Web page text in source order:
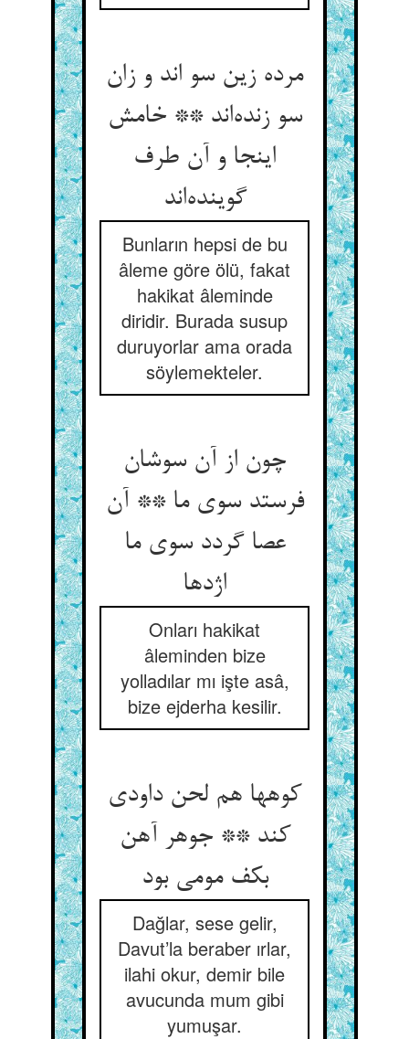
مرده زین سو اند و زان
سو زنده‌اند ** خامش
اینجا و آن طرف
گوینده‌اند
Bunların hepsi de bu
âleme göre ölü, fakat
hakikat âleminde
diridir. Burada susup
duruyorlar ama orada
söylemekteler.
چون از آن سوشان
فرستد سوی ما ** آن
عصا گردد سوی ما
اژدها
Onları hakikat
âleminden bize
yolladılar mı işte asâ,
bize ejderha kesilir.
کوهها هم لحن داودی
کند ** جوهر آهن
بکف مومی بود
Dağlar, sese gelir,
Davut’la beraber ırlar,
ilahi okur, demir bile
avucunda mum gibi
yumuşar.